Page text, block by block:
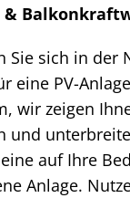
&
Sie sich in der
eine PV-
wir zeigen
und
auf Ihre
Anlage.